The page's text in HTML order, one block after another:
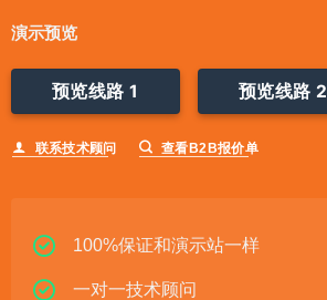
演示预览
预览线路 1 预览线路 2
联系技术顾问 查看B2B报价单
100%保证和演示站一样
一对一技术顾问